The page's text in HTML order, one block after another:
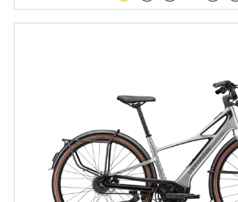
Značka
Cannondale
Crussis
Lapierre
Moustache